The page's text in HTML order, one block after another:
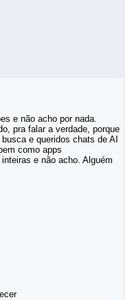
e não acho por nada.
pra falar a verdade, porque
e queridos chats de AI
como apps
e não acho. Alguém